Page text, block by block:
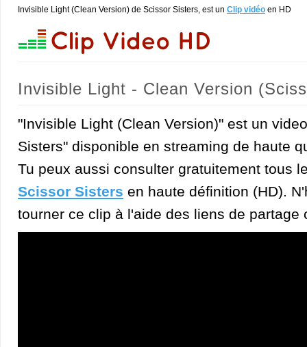
Invisible Light (Clean Version) de Scissor Sisters, est un Clip vidéo en HD
Invisible Light - Clean Version
"Invisible Light (Clean Version)" est un
Sisters" disponible en streaming de haute
Tu peux aussi consulter gratuitement tous
Scissor Sisters en haute définition (HD).
tourner ce clip à l'aide des liens de partage